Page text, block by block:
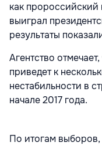
как пророссийский
выиграл
результаты
Агентство
приведет к
нестабильности в
начале 2017 года.
По итогам выборов,